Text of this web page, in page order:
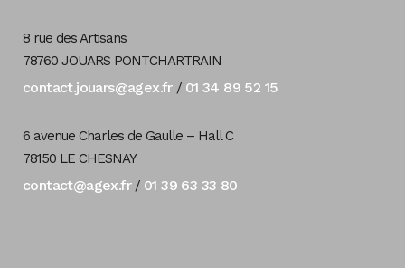
8 rue des Artisans
78760 JOUARS PONTCHARTRAIN
contact.jouars@agex.fr/ 01 34 89 52 15
6 avenue Charles de Gaulle – Hall C
78150 LE CHESNAY
contact@agex.fr/ 01 39 63 33 80